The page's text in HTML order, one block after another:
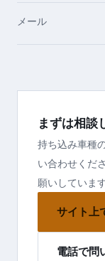
メール
まずは相談
持ち込み車種
い合わせくだ
願いしています
サイト上
電話で問